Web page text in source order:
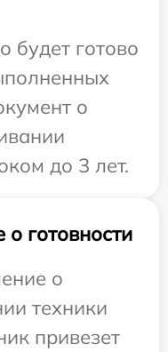
будет готово
о
до 3 лет.
готовности
о
техники
привезет